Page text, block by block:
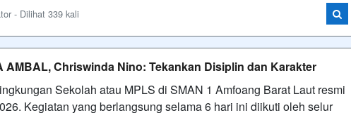
- Dilihat 339 kali
AMBAL, Chriswinda Nino: Tekankan Disiplin dan Karakter
Sekolah atau MPLS di SMAN 1 Amfoang Barat Laut resmi
Kegiatan yang berlangsung selama 6 hari ini diikuti oleh selur